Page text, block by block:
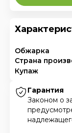
Обжарка
Страна
Купаж
Гарантия
Законом о